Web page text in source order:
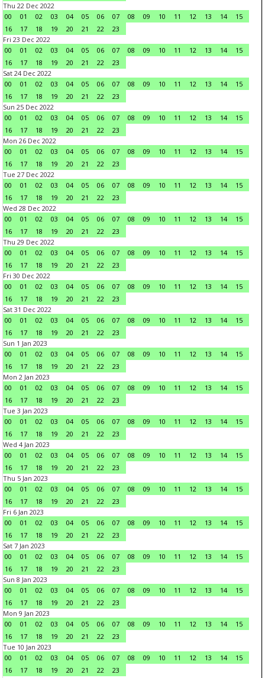
Thu 22 Dec 2022
00
01 02 03 04 05 06 07 08 09 10 11 12 13 14
15
16
17 18 19 20 21 22
23
Fri 23 Dec 2022
00
01 02 03 04 05 06 07 08 09 10 11 12 13 14
15
16
17 18 19 20 21 22
23
Sat 24 Dec 2022
00
01 02 03 04 05 06 07 08 09 10 11 12 13 14
15
16
17 18 19 20 21 22
23
Sun 25 Dec 2022
00
01 02 03 04 05 06 07 08 09 10 11 12 13 14
15
16
17 18 19 20 21 22
23
Mon 26 Dec 2022
00
01 02 03 04 05 06 07 08 09 10 11 12 13 14
15
16
17 18 19 20 21 22
23
Tue 27 Dec 2022
00
01 02 03 04 05 06 07 08 09 10 11 12 13 14
15
16
17 18 19 20 21 22
23
Wed 28 Dec 2022
00
01 02 03 04 05 06 07 08 09 10 11 12 13 14
15
16
17 18 19 20 21 22
23
Thu 29 Dec 2022
00
01 02 03 04 05 06 07 08 09 10 11 12 13 14
15
16
17 18 19 20 21 22
23
Fri 30 Dec 2022
00
01 02 03 04 05 06 07 08 09 10 11 12 13 14
15
16
17 18 19 20 21 22
23
Sat 31 Dec 2022
00
01 02 03 04 05 06 07 08 09 10 11 12 13 14
15
16
17 18 19 20 21 22
23
Sun 1 Jan 2023
00
01 02 03 04 05 06 07 08 09 10 11 12 13 14
15
16
17 18 19 20 21 22
23
Mon 2 Jan 2023
00
01 02 03 04 05 06 07 08 09 10 11 12 13 14
15
16
17 18 19 20 21 22
23
Tue 3 Jan 2023
00
01 02 03 04 05 06 07 08 09 10 11 12 13 14
15
16
17 18 19 20 21 22
23
Wed 4 Jan 2023
00
01 02 03 04 05 06 07 08 09 10 11 12 13 14
15
16
17 18 19 20 21 22
23
Thu 5 Jan 2023
00
01 02 03 04 05 06 07 08 09 10 11 12 13 14
15
16
17 18 19 20 21 22
23
Fri 6 Jan 2023
00
01 02 03 04 05 06 07 08 09 10 11 12 13 14
15
16
17 18 19 20 21 22
23
Sat 7 Jan 2023
00
01 02 03 04 05 06 07 08 09 10 11 12 13 14
15
16
17 18 19 20 21 22
23
Sun 8 Jan 2023
00
01 02 03 04 05 06 07 08 09 10 11 12 13 14
15
16
17 18 19 20 21 22
23
Mon 9 Jan 2023
00
01 02 03 04 05 06 07 08 09 10 11 12 13 14
15
16
17 18 19 20 21 22
23
Tue 10 Jan 2023
00
01 02 03 04 05 06 07 08 09 10 11 12 13 14
15
16
17 18 19 20 21 22
23